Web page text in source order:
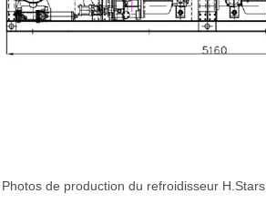
Photos de production du refroidisseur H.Stars